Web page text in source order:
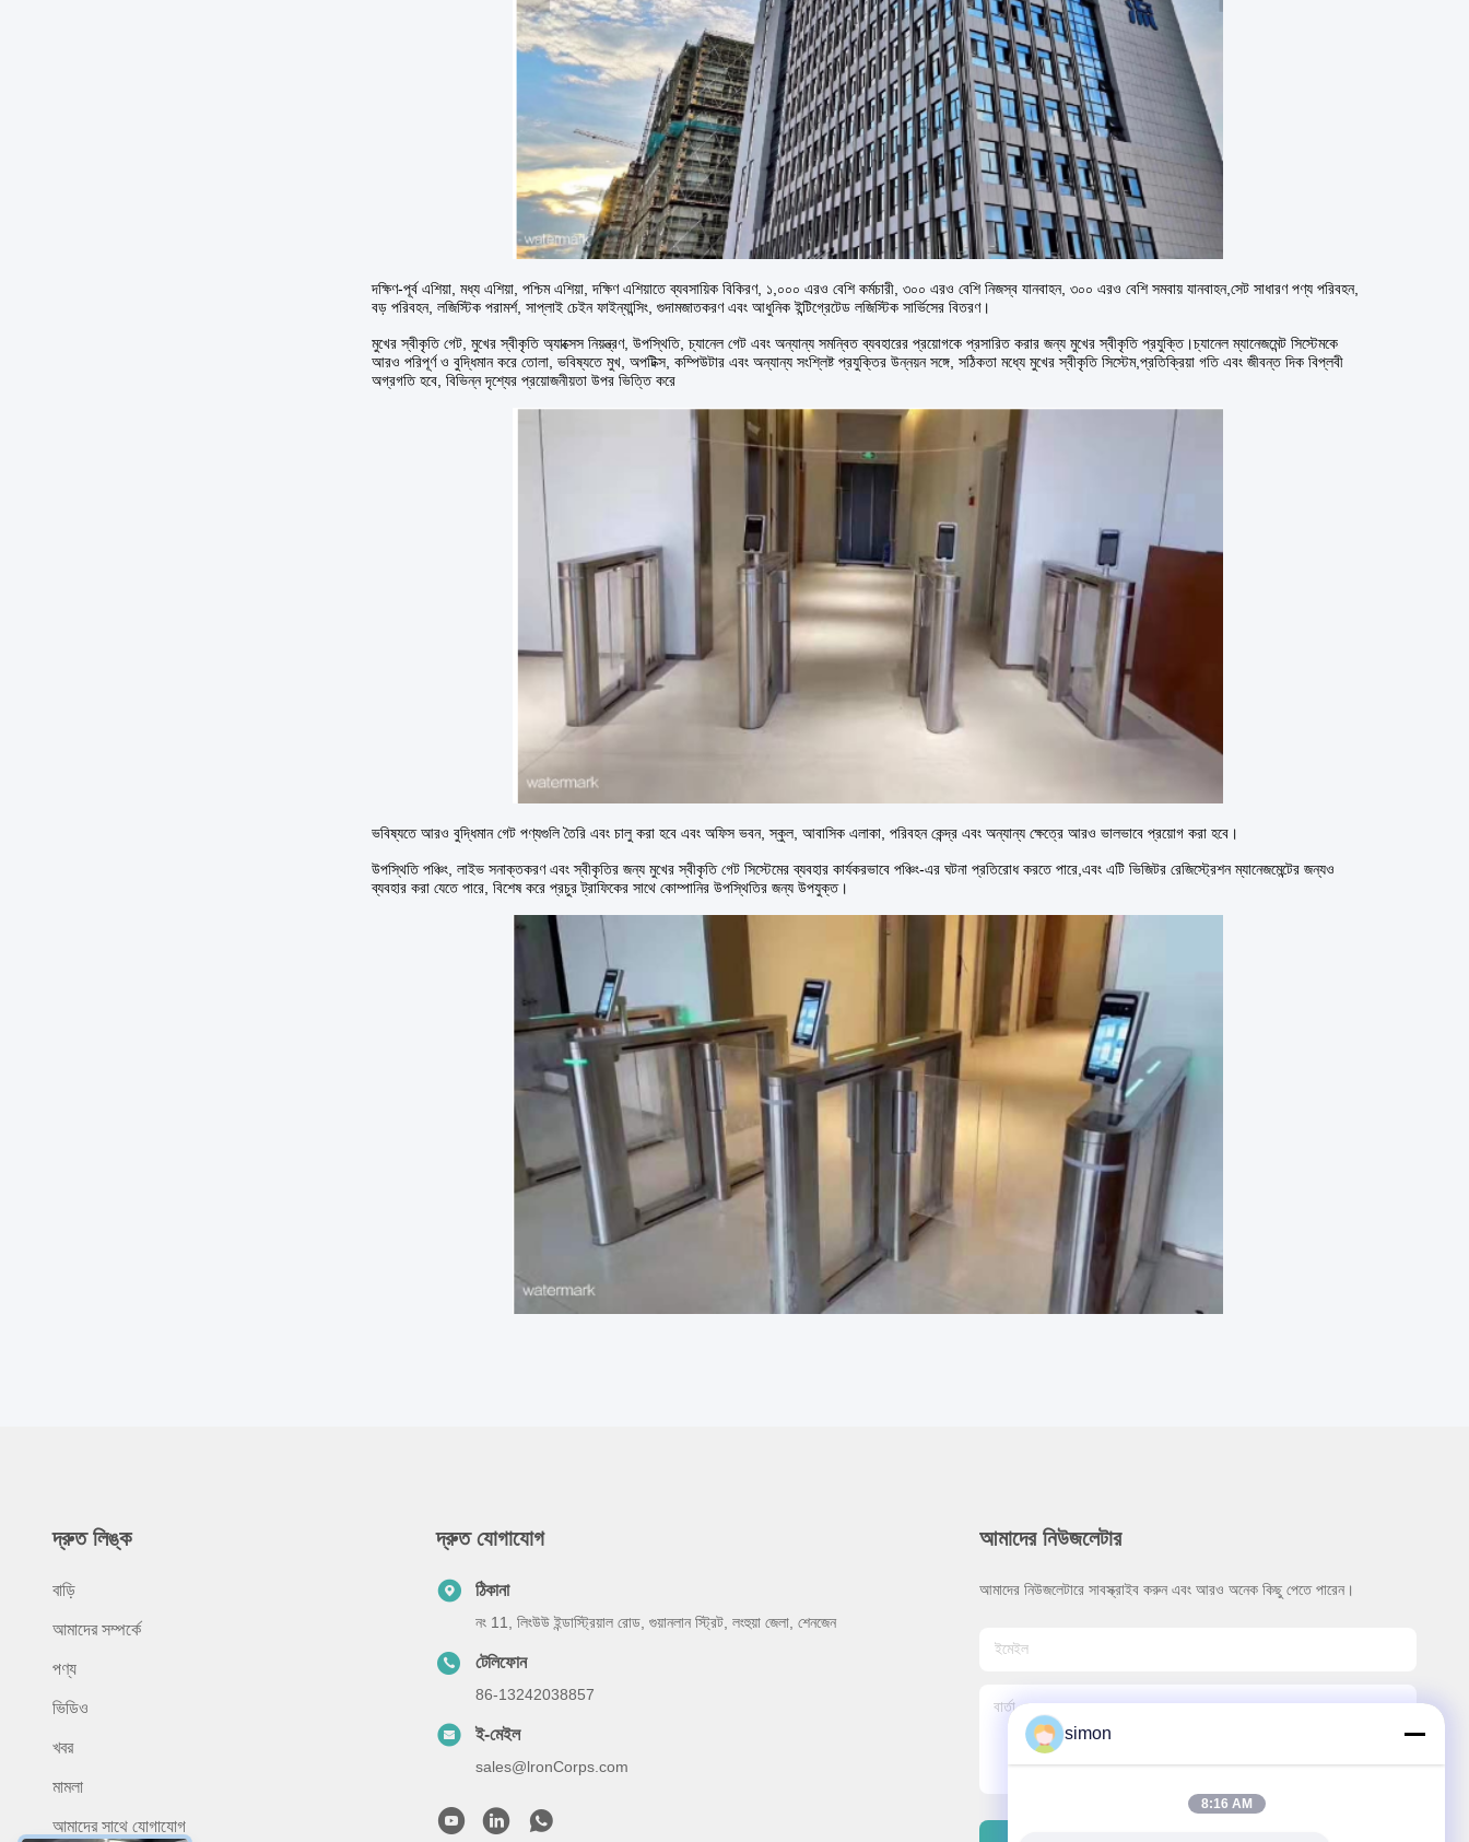
দক্ষিণ-পূর্ব এশিয়া, মধ্য এশিয়া, পশ্চিম এশিয়া, দক্ষিণ এশিয়াতে ব্যবসায়িক বিকিরণ, ১,০০০ এরও বেশি কর্মচারী, ৩০০ এরও বেশি নিজস্ব যানবাহন, ৩০০ এরও বেশি সমবায় যানবাহন,সেট সাধারণ পণ্য পরিবহন,
বড় পরিবহন, লজিস্টিক পরামর্শ, সাপ্লাই চেইন ফাইন্যান্সিং, গুদামজাতকরণ এবং আধুনিক ইন্টিগ্রেটেড লজিস্টিক সার্ভিসের বিতরণ।
মুখের স্বীকৃতি গেট, মুখের স্বীকৃতি অ্যাক্সেস নিয়ন্ত্রণ, উপস্থিতি, চ্যানেল গেট এবং অন্যান্য সমন্বিত ব্যবহারের প্রয়োগকে প্রসারিত করার জন্য মুখের স্বীকৃতি প্রযুক্তি।চ্যানেল ম্যানেজমেন্ট সিস্টেমকে
আরও পরিপূর্ণ ও বুদ্ধিমান করে তোলা, ভবিষ্যতে মুখ, অপটিক্স, কম্পিউটার এবং অন্যান্য সংশ্লিষ্ট প্রযুক্তির উন্নয়ন সঙ্গে, সঠিকতা মধ্যে মুখের স্বীকৃতি সিস্টেম,প্রতিক্রিয়া গতি এবং জীবন্ত দিক বিপ্লবী
অগ্রগতি হবে, বিভিন্ন দৃশ্যের প্রয়োজনীয়তা উপর ভিত্তি করে
ভবিষ্যতে আরও বুদ্ধিমান গেট পণ্যগুলি তৈরি এবং চালু করা হবে এবং অফিস ভবন, স্কুল, আবাসিক এলাকা, পরিবহন কেন্দ্র এবং অন্যান্য ক্ষেত্রে আরও ভালভাবে প্রয়োগ করা হবে।
উপস্থিতি পঞ্চিং, লাইভ সনাক্তকরণ এবং স্বীকৃতির জন্য মুখের স্বীকৃতি গেট সিস্টেমের ব্যবহার কার্যকরভাবে পঞ্চিং-এর ঘটনা প্রতিরোধ করতে পারে,এবং এটি ভিজিটর রেজিস্ট্রেশন ম্যানেজমেন্টের জন্যও
ব্যবহার করা যেতে পারে, বিশেষ করে প্রচুর ট্রাফিকের সাথে কোম্পানির উপস্থিতির জন্য উপযুক্ত।
দ্রুত লিঙ্ক
বাড়ি
আমাদের সম্পর্কে
পণ্য
ভিডিও
খবর
মামলা
আমাদের সাথে যোগাযোগ
দ্রুত যোগাযোগ
ঠিকানা
নং 11, লিংউউ ইন্ডাস্ট্রিয়াল রোড, গুয়ানলান স্ট্রিট, লংহুয়া জেলা, শেনজেন
টেলিফোন
86-13242038857
ই-মেইল
sales@lronCorps.com
আমাদের নিউজলেটার
আমাদের নিউজলেটারে সাবস্ক্রাইব করুন এবং আরও অনেক কিছু পেতে পারেন।
simon
8:16 AM